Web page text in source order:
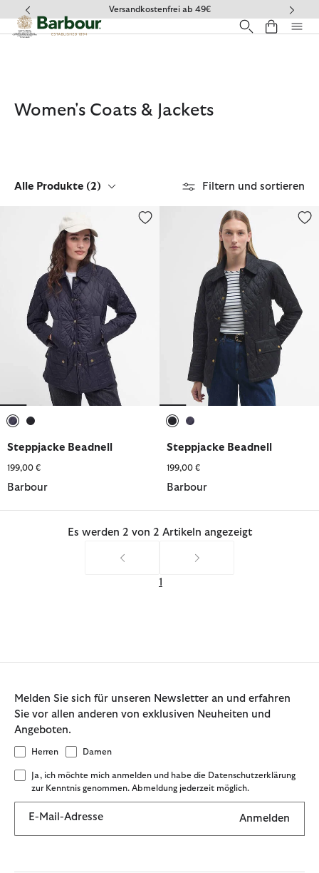
Klicken Sie hier, um unsere Barrierefreiheitserklärung
Versandkostenfrei ab 49€
Women's Coats & Jackets
Alle Produkte (2) Filtern und sortieren
Steppjacke Beadnell
199,00 €
Barbour
Steppjacke Beadnell
Steppjacke Beadnell
199,00 €
Barbour
Es werden 2 von 2 Artikeln angezeigt
1
Melden Sie sich für unseren Newsletter an und erfahren
Sie vor allen anderen von exklusiven Neuheiten und
Angeboten.
Herren Damen
Ja, ich möchte mich anmelden und habe die Datenschutzerklärung
zur Kenntnis genommen. Abmeldung jederzeit möglich.
E-Mail-Adresse Anmelden